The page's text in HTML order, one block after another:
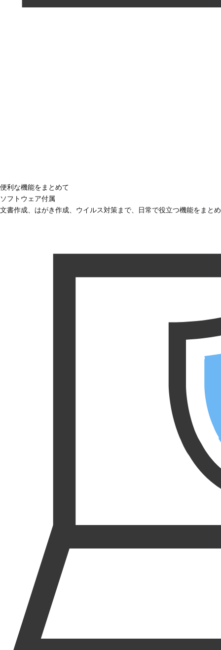
便利な機能をまとめて
ソフトウェア付属
文書作成、はがき作成、ウイルス対策まで、日常で役立つ機能をまと